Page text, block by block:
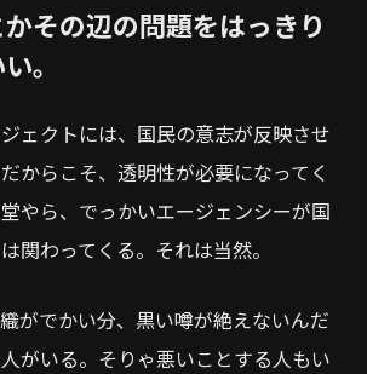
その辺の問題をはっきり
。
ェクトには、国民の意志が反映させ
からこそ、透明性が必要になってく
やら、でっかいエージェンシーが国
関わってくる。それは当然。
がでかい分、黒い噂が絶えないんだ
がいる。そりゃ悪いことする人もい